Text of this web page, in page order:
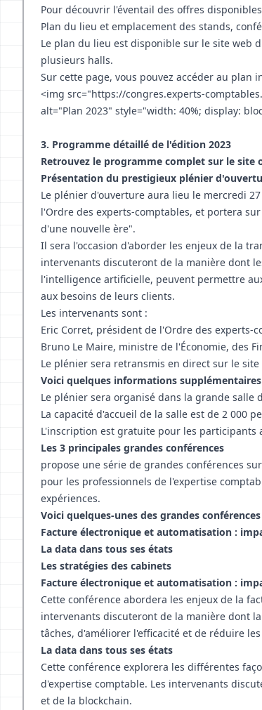
Pour découvrir l'éventail des offres
Plan du lieu et emplacement des stands,
Le plan du lieu est disponible sur le site web
plusieurs halls.
Sur cette page, vous pouvez accéder au plan
<img src="https://congres.experts-
alt="Plan 2023" style="width: 40%; display:
3. Programme détaillé de l'édition 2023
Retrouvez le programme complet sur le site
Présentation du prestigieux plénier
Le plénier d'ouverture aura lieu le mercredi
l'Ordre des experts-comptables, et portera
d'une nouvelle ère".
Il sera l'occasion d'aborder les enjeux de la
intervenants discuteront de la manière dont
l'intelligence artificielle, peuvent permettre
aux besoins de leurs clients.
Les intervenants sont :
Eric Corret, président de l'Ordre des experts-
Bruno Le Maire, ministre de l'Économie, des
Le plénier sera retransmis en direct sur le
Voici quelques informations supplémentaires
Le plénier sera organisé dans la grande salle
La capacité d'accueil de la salle est de 2 000
L'inscription est gratuite pour les participants
Les 3 principales grandes conférences
propose une série de grandes conférences
pour les professionnels de l'expertise
expériences.
Voici quelques-unes des grandes
Facture électronique et automatisation :
La data dans tous ses états
Les stratégies des cabinets
Facture électronique et automatisation :
Cette conférence abordera les enjeux de la
intervenants discuteront de la manière dont
tâches, d'améliorer l'efficacité et de réduire
La data dans tous ses états
Cette conférence explorera les différentes
d'expertise comptable. Les intervenants
et de la blockchain.